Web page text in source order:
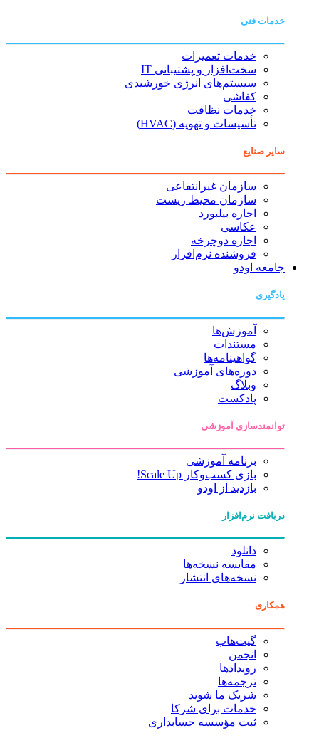
خدمات فنی
خدمات تعمیرات
سخت‌افزار و پشتیبانی IT
سیستم‌های انرژی خورشیدی
کفاشی
خدمات نظافت
تأسیسات و تهویه (HVAC)
سایر صنایع
سازمان غیرانتفاعی
سازمان محیط زیست
اجاره بیلبورد
عکاسی
اجاره دوچرخه
فروشنده نرم‌افزار
جامعه اودو
یادگیری
آموزش‌ها
مستندات
گواهینامه‌ها
دوره‌های آموزشی
وبلاگ
پادکست
توانمندسازی آموزشی
برنامه آموزشی
بازی کسب‌وکار Scale Up!
بازدید از اودو
دریافت نرم‌افزار
دانلود
مقایسه نسخه‌ها
نسخه‌های انتشار
همکاری
گیت‌هاب
انجمن
رویدادها
ترجمه‌ها
شریک ما شوید
خدمات برای شرکا
ثبت مؤسسه حسابداری